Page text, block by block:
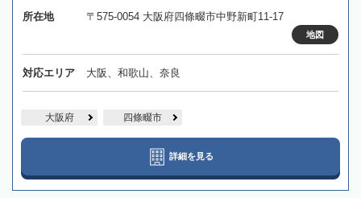
所在地 〒575-0054 大阪府四條畷市中野新町11-17
地図
対応エリア 大阪、和歌山、奈良
大阪府 四條畷市
詳細を見る